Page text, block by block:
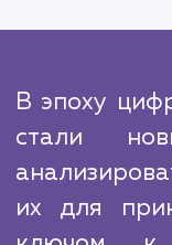
настройку
делается с
алгоритмах
Многие
подобные